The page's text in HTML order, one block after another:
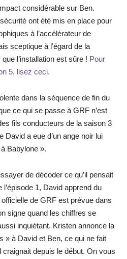
considérable sur Ben.
ont été mis en place pour
à l’accélérateur de
sceptique à l’égard de la
l’installation est sûre ! Pour
5, lisez ceci.
dans la séquence de fin du
ce qui se passe à GRF n’est
fils conducteurs de la saison 3
David a eue d’un ange noir lui
Babylone ».
de décoder ce qu’il pensait
1, David apprend du
de GRF est prévue dans
signe quand les chiffres se
inquiétant. Kristen annonce la
» à David et Ben, ce qui ne fait
depuis le début. On vous